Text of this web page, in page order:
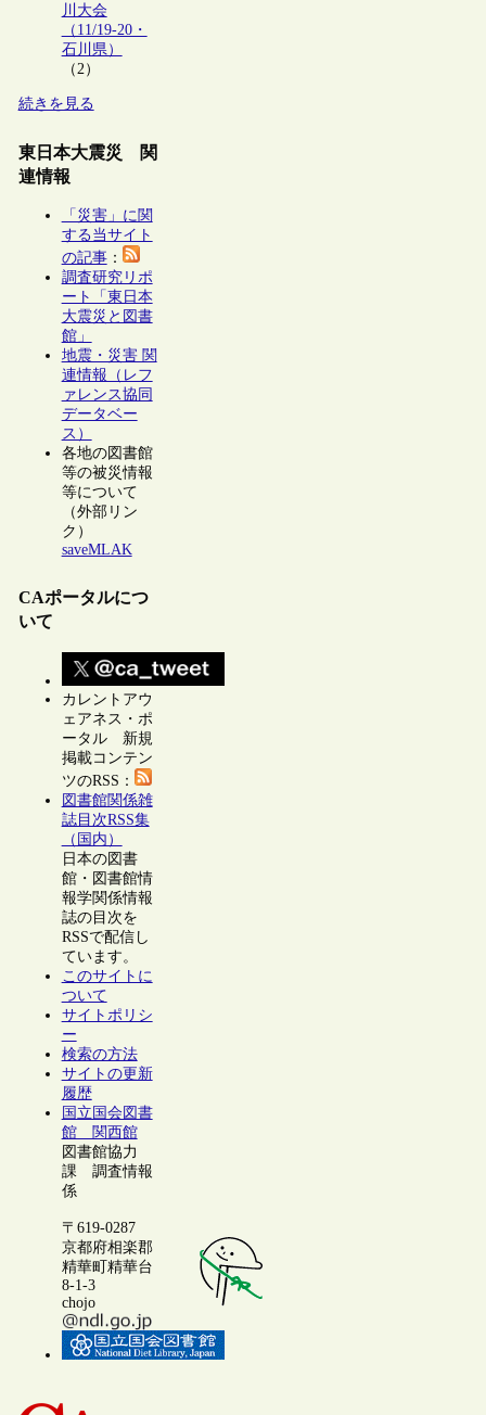
川大会
（11/19-20・
石川県）
（2）
続きを見る
東日本大震災 関
連情報
「災害」に関
する当サイト
の記事：
調査研究リポ
ート「東日本
大震災と図書
館」
地震・災害 関
連情報（レフ
ァレンス協同
データベー
ス）
各地の図書館
等の被災情報
等について
（外部リン
ク）
saveMLAK
CAポータルにつ
いて
カレントアウ
ェアネス・ポ
ータル 新規
掲載コンテン
ツのRSS：
図書館関係雑
誌目次RSS集
（国内）
日本の図書
館・図書館情
報学関係情報
誌の目次を
RSSで配信し
ています。
このサイトに
ついて
サイトポリシ
ー
検索の方法
サイトの更新
履歴
国立国会図書
館 関西館
図書館協力
課 調査情報
係
〒619-0287
京都府相楽郡
精華町精華台
8-1-3
chojo